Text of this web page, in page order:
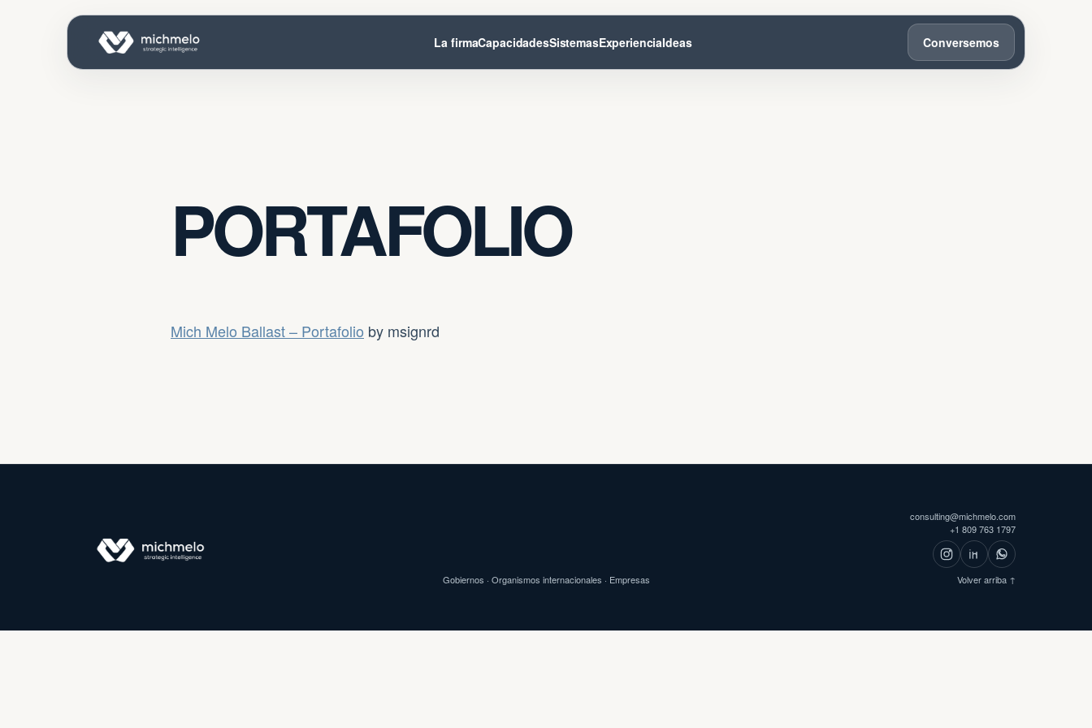
La firmaCapacidadesSistemasExperienciaIdeas Conversemos
PORTAFOLIO
Mich Melo Ballast – Portafolio by msignrd
Gobiernos · Organismos internacionales · Empresas
consulting@michmelo.com
+1 809 763 1797
Volver arriba ↑